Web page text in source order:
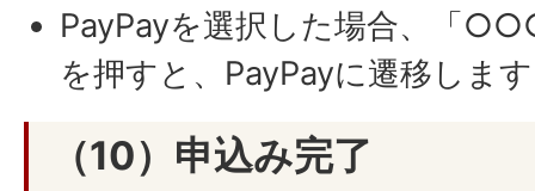
PayPayを選択した場合、「
を押すと、PayPayに遷移しま
（10）申込み完了